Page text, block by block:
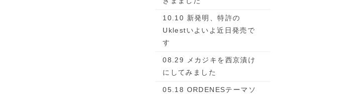
10.10 新発明、特許の
Uklestいよいよ近日発売で
す
08.29 メカジキを西京漬け
にしてみました
05.18 ORDENESテーマソ